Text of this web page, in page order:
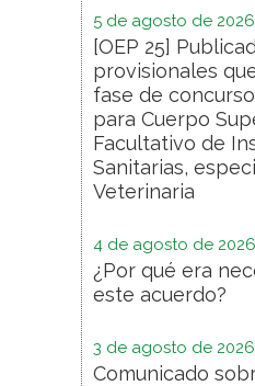
5 de agosto de 2026
[OEP 25]
provisionales
fase de
para Cuerpo
Facultativo de
Sanitarias,
Veterinaria
4 de agosto de 2026
¿Por qué era
este acuerdo?
3 de agosto de 2026
Comunicado